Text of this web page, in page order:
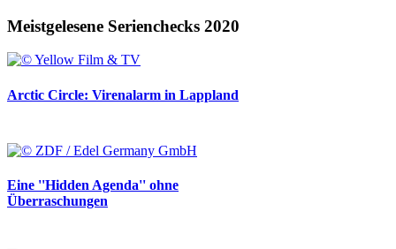
Meistgelesene Serienchecks 2020
Arctic Circle: Virenalarm in Lappland
Eine ''Hidden Agenda'' ohne
Überraschungen